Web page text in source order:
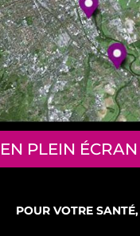
PLEIN ÉCRAN
POUR VOTRE